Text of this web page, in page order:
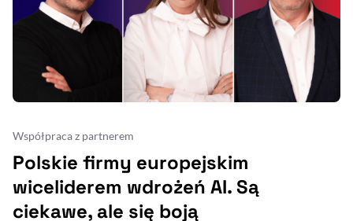
Współpraca z partnerem
Polskie firmy europejskim
wiceliderem wdrożeń AI. Są
ciekawe, ale się boją